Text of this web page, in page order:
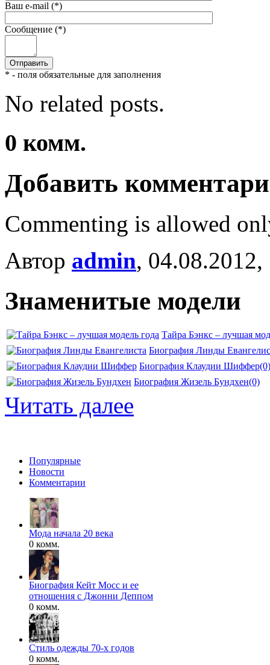
Ваш e-mail (*)
Сообщение (*)
* - поля обязательные для заполнения
No related posts.
0 комм.
Добавить
Commenting is allowed
Автор admin,
Знаменитые модели
Тайра Бэнкс – лучшая
Биография Линды
Биография Клаудии Шиффер(0)
Биография Жизель Бундхен(0)
Читать далее
Популярные
Новости
Комментарии
Мода начала 20 века
0 комм.
Биография Кейт Мосс и ее
отношения с Джонни Деппом
0 комм.
Стиль одежды 70-х годов
0 комм.